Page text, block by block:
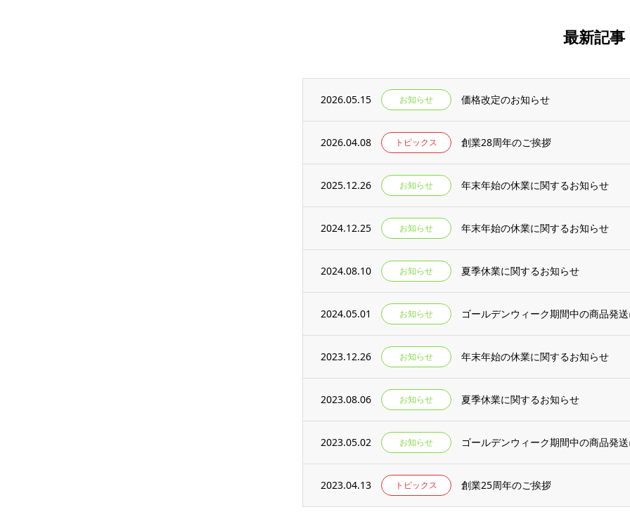
最新記事
2026.05.15 お知らせ 価格改定のお知らせ
2026.04.08 トピックス 創業28周年のご挨拶
2025.12.26 お知らせ 年末年始の休業に関するお知らせ
2024.12.25 お知らせ 年末年始の休業に関するお知らせ
2024.08.10 お知らせ 夏季休業に関するお知らせ
2024.05.01 お知らせ ゴールデンウィーク期間中の商品発
2023.12.26 お知らせ 年末年始の休業に関するお知らせ
2023.08.06 お知らせ 夏季休業に関するお知らせ
2023.05.02 お知らせ ゴールデンウィーク期間中の商品発
2023.04.13 トピックス 創業25周年のご挨拶